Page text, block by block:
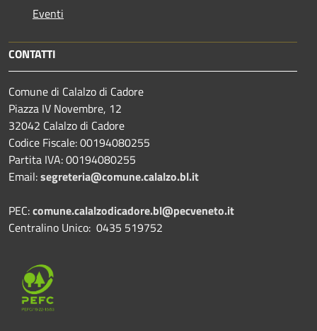
Eventi
CONTATTI
Comune di Calalzo di Cadore
Piazza IV Novembre, 12
32042 Calalzo di Cadore
Codice Fiscale: 00194080255
Partita IVA: 00194080255
Email:segreteria@comune.calalzo.bl.it
PEC:comune.calalzodicadore.bl@pecveneto.it
Centralino Unico: 0435 519752